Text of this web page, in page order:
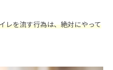
レを流す行為は、絶対にやって